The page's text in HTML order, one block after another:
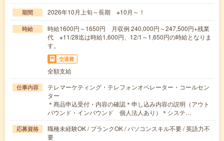
期間 2026年10月上旬～長期 ※10月～！
時給
時給1600円～1650円 月収例 240,000円～247,500円+残業
代 ※11/28迄は時給1,600円、12/1～1,650円の時給となりま
す。
交通費
全額支給
仕事内容
テレマーケティング・テレフォンオペレーター・コールセン
ター
＊商品申込受付・内容の確認＊申し込み内容の説明（アウト
バウンド・インバウンド 個人法人あり）＊システ…
応募資格
職種未経験OK / ブランクOK / パソコンスキル不要 / 英語力不
要